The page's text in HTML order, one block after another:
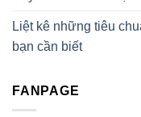
Liệt kê những tiêu
bạn cần biết
FANPAGE